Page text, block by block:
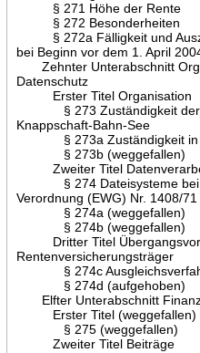
§ 271 Höhe der Rente
§ 272 Besonderheiten
§ 272a Fälligkeit und
bei Beginn vor dem 1. April
Zehnter Unterabschnitt
Datenschutz
Erster Titel Organisation
§ 273 Zuständigkeit der
Knappschaft-Bahn-See
§ 273a Zuständigkeit in
§ 273b (weggefallen)
Zweiter Titel
§ 274 Dateisysteme bei
Verordnung (EWG) Nr. 1408/
§ 274a (weggefallen)
§ 274b (weggefallen)
Dritter Titel
Rentenversicherungsträger
§ 274c
§ 274d (aufgehoben)
Elfter Unterabschnitt
Erster Titel (weggefallen)
§ 275 (weggefallen)
Zweiter Titel Beiträge